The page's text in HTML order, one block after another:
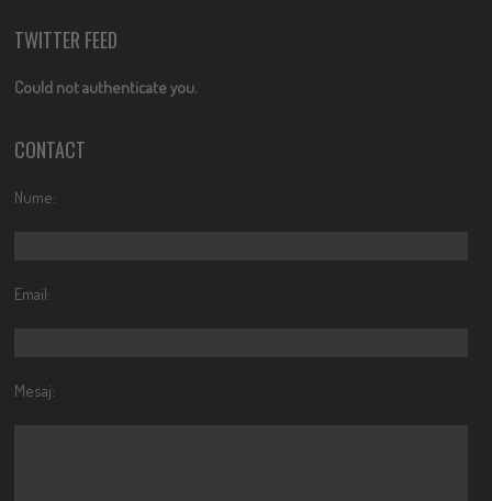
TWITTER FEED
Could not authenticate you.
CONTACT
Nume:
Email:
Mesaj: